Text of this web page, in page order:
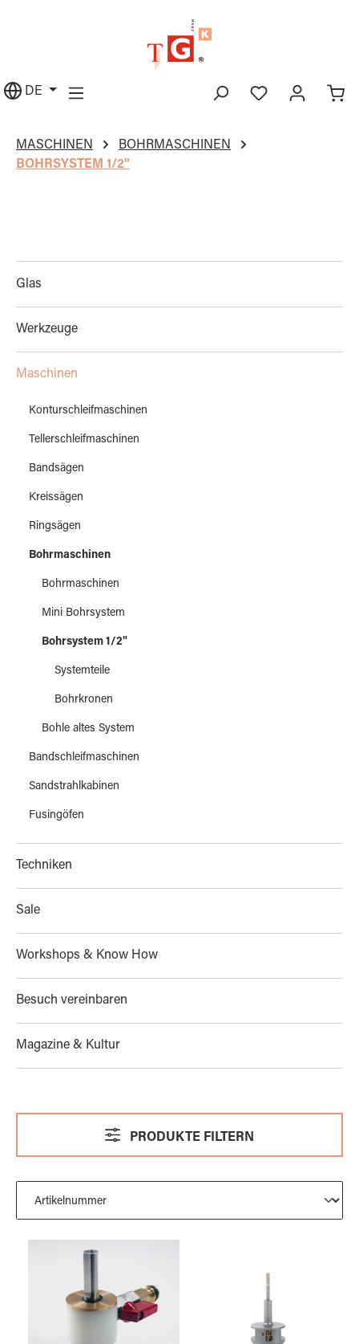
DE
MASCHINEN
BOHRMASCHINEN
BOHRSYSTEM 1/2"
Glas
Werkzeuge
Maschinen
Konturschleifmaschinen
Tellerschleifmaschinen
Bandsägen
Kreissägen
Ringsägen
Bohrmaschinen
Bohrmaschinen
Mini Bohrsystem
Bohrsystem 1/2"
Systemteile
Bohrkronen
Bohle altes System
Bandschleifmaschinen
Sandstrahlkabinen
Fusingöfen
Techniken
Sale
Workshops & Know How
Besuch vereinbaren
Magazine & Kultur
PRODUKTE FILTERN